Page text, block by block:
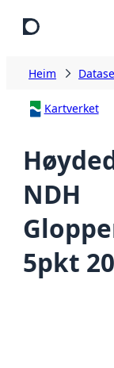
Heim
Kartverket
NDH
5pkt